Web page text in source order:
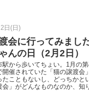
日(日)
会に行ってみまし
んの日（2月2日）
駅から歩いてちょい。1月の
開催されていた「猫の譲渡会
たこともないし、どっちかと
会」がどんなものなのか、